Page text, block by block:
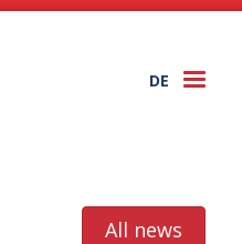
DE
All news